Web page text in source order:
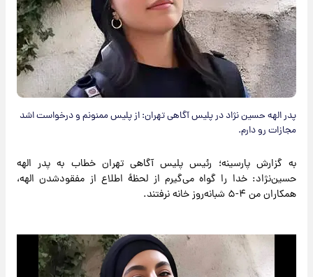
پدر الهه حسین نژاد در پلیس آگاهی تهران: از پلیس ممنونم و درخواست اشد
مجازات رو دارم.
به گزارش پارسینه؛ رئیس پلیس آگاهی تهران خطاب به پدر الهه
حسین‌نژاد: خدا را گواه می‌گیرم از لحظۀ اطلاع از مفقودشدن الهه،
همکاران من ۴-۵ شبانه‌روز خانه نرفتند.